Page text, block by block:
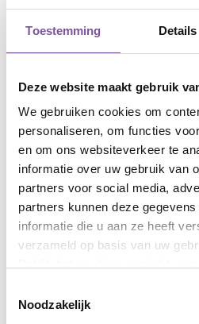
Toestemming Details
Deze website maakt gebruik
We gebruiken cookies om
personaliseren, om functies
en om ons websiteverkeer te
informatie over uw gebruik van
partners voor social media,
partners kunnen deze
informatie die u aan ze heeft
verzameld op basis van uw
Noodzakelijk